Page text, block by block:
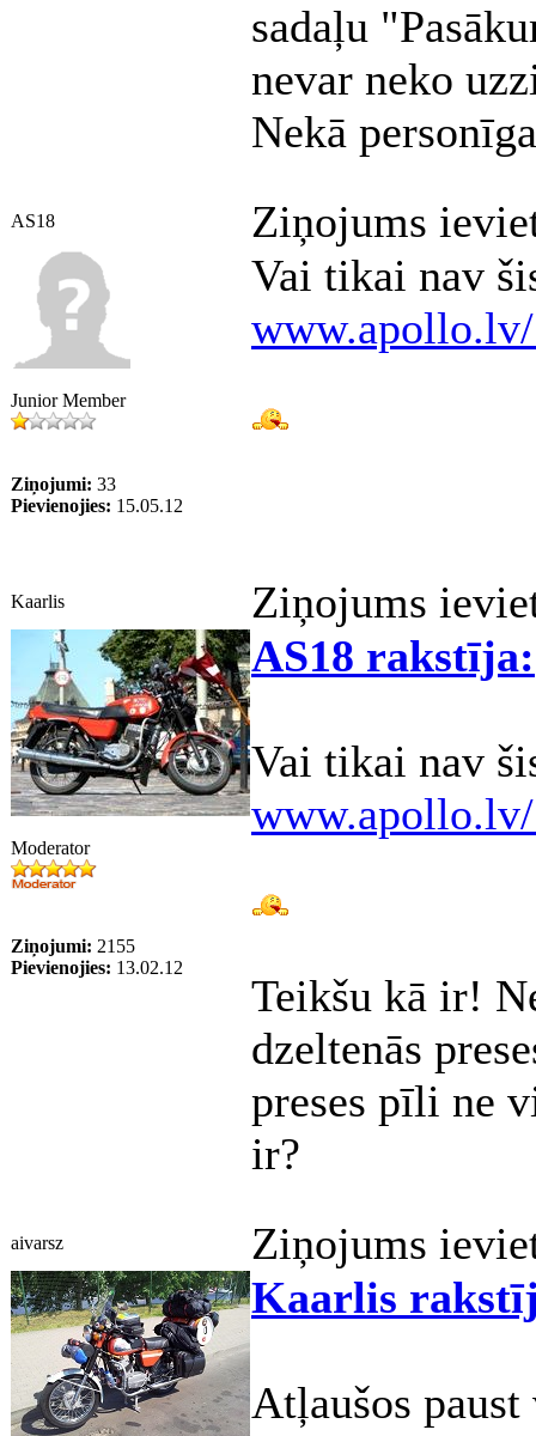
sadaļu
nevar neko
Nekā
AS18 Ziņojums
Junior Member
Ziņojumi: 33
Pievienojies: 15.05.12
Vai tikai nav
Kaarlis Ziņojums
Moderator
Ziņojumi: 2155
Pievienojies: 13.02.12
AS18 rakstīja:
Vai tikai nav
Teikšu kā ir!
dzeltenās
preses pīli ne
ir?
aivarsz
Ziņojums
Kaarlis
Atļaušos